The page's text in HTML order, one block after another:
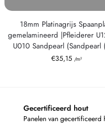
18mm Platinagrijs
gemelamineerd |Pfleiderer
U010 Sandpearl (Sandpearl
€35,15 /m²
Gecertificeerd hout
Panelen van gecertificeerd